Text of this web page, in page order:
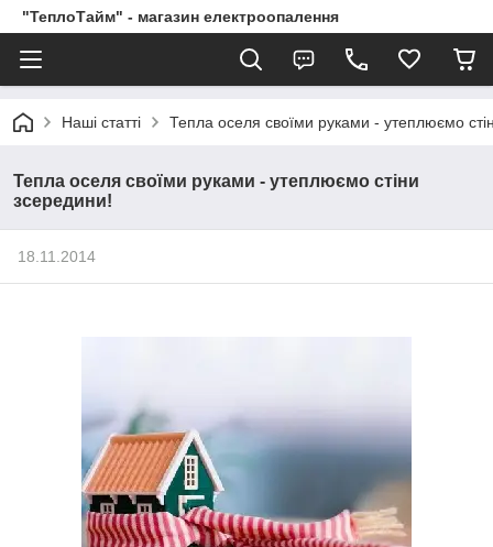
"ТеплоТайм" - магазин електроопалення
Наші статті Тепла оселя своїми руками - утеплюємо
Тепла оселя своїми руками - утеплюємо стіни
зсередини!
18.11.2014